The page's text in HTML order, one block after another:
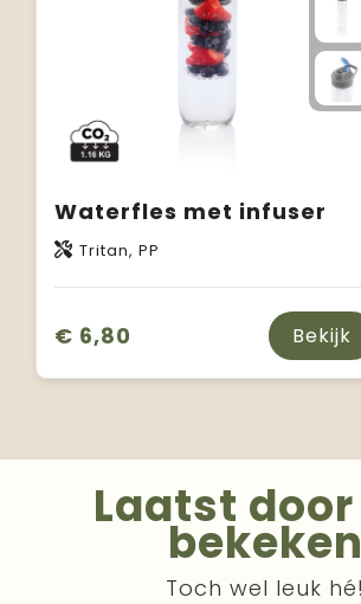
Waterfles met infuser
Tritan, PP
€ 6,80 Bekijk
Laatst
bekeken
Toch wel leuk hé!